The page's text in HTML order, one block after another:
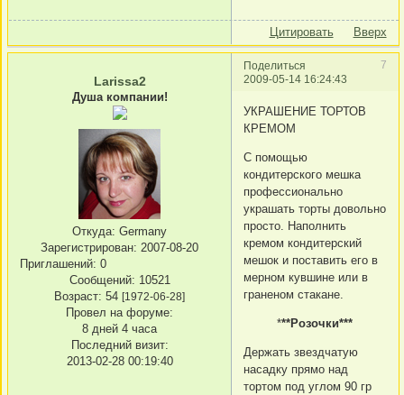
Цитировать Вверх
Поделиться
7
2009-05-14 16:24:43
Larissa2
Душа компании!
Откуда: Germany
Зарегистрирован: 2007-08-20
Приглашений: 0
Сообщений: 10521
Возраст: 54 [1972-06-28]
Провел на форуме:
8 дней 4 часа
Последний визит:
2013-02-28 00:19:40
УКРАШЕНИЕ ТОРТОВ
КРЕМОМ
С помощью
кондитерского мешка
профессионально
украшать торты довольно
просто. Наполнить
кремом кондитерский
мешок и поставить его в
мерном кувшине или в
граненом стакане.
***Розочки***
Держать звездчатую
насадку прямо над
тортом под углом 90 гр